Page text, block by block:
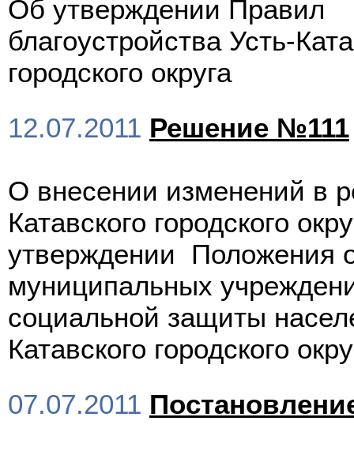
Об утверждении Правил
благоустройства Усть-
городского округа
12.07.2011 Решение №111
О внесении изменений в
Катавского городского
утверждении Положения
муниципальных
социальной защиты
Катавского городского
07.07.2011